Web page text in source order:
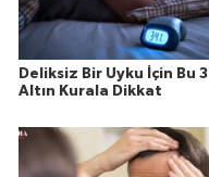
Deliksiz Bir Uyku İçin Bu 3
Altın Kurala Dikkat